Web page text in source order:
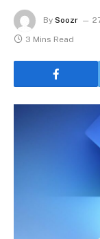
By Soozr
3 Mins Read